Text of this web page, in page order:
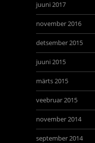
juuni 2017
november 2016
detsember 2015
juuni 2015
märts 2015
veebruar 2015
november 2014
september 2014